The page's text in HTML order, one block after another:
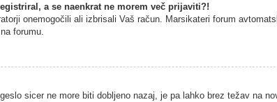
a se naenkrat ne morem več prijaviti?!
onemogočili ali izbrisali Vaš račun. Marsikateri forum
forumu.
sicer ne more biti dobljeno nazaj, je pa lahko brez težav na